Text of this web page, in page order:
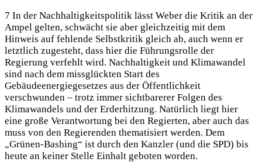
7 In der Nachhaltigkeitspolitik lässt Weber die Kritik an der
Ampel gelten, schwächt sie aber gleichzeitig mit dem
Hinweis auf fehlende Selbstkritik gleich ab, auch wenn er
letztlich zugesteht, dass hier die Führungsrolle der
Regierung verfehlt wird. Nachhaltigkeit und Klimawandel
sind nach dem missglückten Start des
Gebäudeenergiegesetzes aus der Öffentlichkeit
verschwunden – trotz immer sichtbarerer Folgen des
Klimawandels und der Erderhitzung. Natürlich liegt hier
eine große Verantwortung bei den Regierten, aber auch das
muss von den Regierenden thematisiert werden. Dem
„Grünen-Bashing“ ist durch den Kanzler (und die SPD) bis
heute an keiner Stelle Einhalt geboten worden.